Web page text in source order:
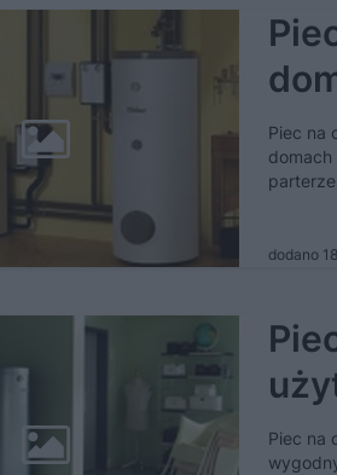
Piec na
dodano
Piec na